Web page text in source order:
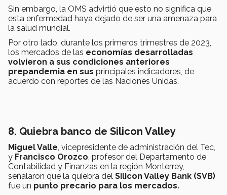
Sin embargo, la OMS advirtió que esto no significa que
esta enfermedad haya dejado de ser una amenaza para
la salud mundial.
Por otro lado, durante los primeros trimestres de 2023,
los mercados de las economías desarrolladas
volvieron a sus condiciones anteriores
prepandemia en sus principales indicadores, de
acuerdo con reportes de las Naciones Unidas.
8. Quiebra banco de Silicon Valley
Miguel Valle, vicepresidente de administración del Tec,
y Francisco Orozco, profesor del Departamento de
Contabilidad y Finanzas en la región Monterrey,
señalaron que la quiebra del Silicon Valley Bank (SVB)
fue un punto precario para los mercados.